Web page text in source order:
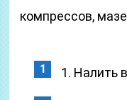
компрессов,
1. Налить